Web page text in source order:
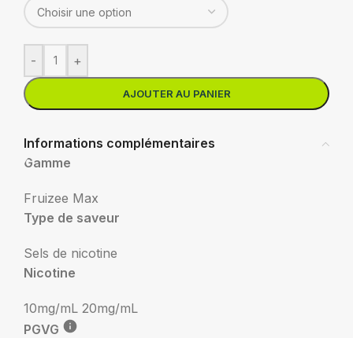
- +
AJOUTER AU PANIER
Informations complémentaires
Gamme
Fruizee Max
Type de saveur
Sels de nicotine
Nicotine
10mg/mL 20mg/mL
PGVG